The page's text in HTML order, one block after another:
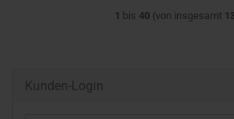
1 bis 40(von insgesamt
Kunden-Login